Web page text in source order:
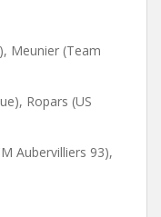
Meunier (Team
Ropars (US
Aubervilliers 93),